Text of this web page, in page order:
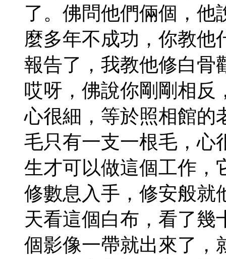
了。佛問他們倆個，他
麼多年不成功，你教他
報告了，我教他修白骨
哎呀，佛說你剛剛相反
心很細，等於照相館的
毛只有一支一根毛，心
生才可以做這個工作，
修數息入手，修安般就
天看這個白布，看了幾
個影像一帶就出來了，